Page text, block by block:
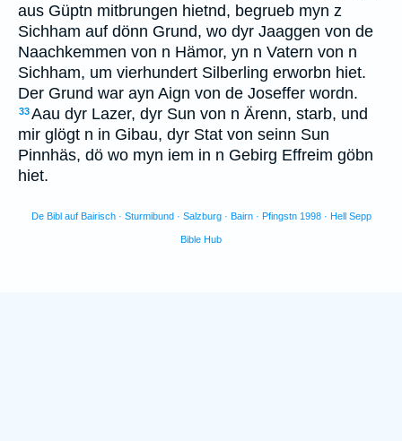
aus Güptn mitbrungen hietnd, begrueb myn z
Sichham auf dönn Grund, wo dyr Jaaggen von de
Naachkemmen von n Hämor, yn n Vatern von n
Sichham, um vierhundert Silberling erworbn hiet.
Der Grund war ayn Aign von de Joseffer wordn.
33Aau dyr Lazer, dyr Sun von n Ärenn, starb, und
mir glögt n in Gibau, dyr Stat von seinn Sun
Pinnhäs, dö wo myn iem in n Gebirg Effreim göbn
hiet.
De Bibl auf Bairisch · Sturmibund · Salzburg · Bairn · Pfingstn 1998 · Hell Sepp
Bible Hub